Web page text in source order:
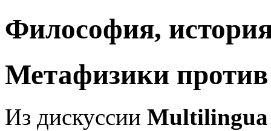
Философия,
Метафизики
Из дискуссии Multilingua